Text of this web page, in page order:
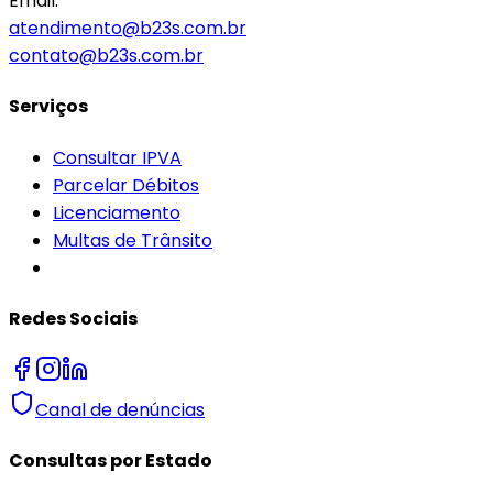
atendimento@b23s.com.br
contato@b23s.com.br
Serviços
Consultar IPVA
Parcelar Débitos
Licenciamento
Multas de Trânsito
Redes Sociais
Canal de denúncias
Consultas por Estado